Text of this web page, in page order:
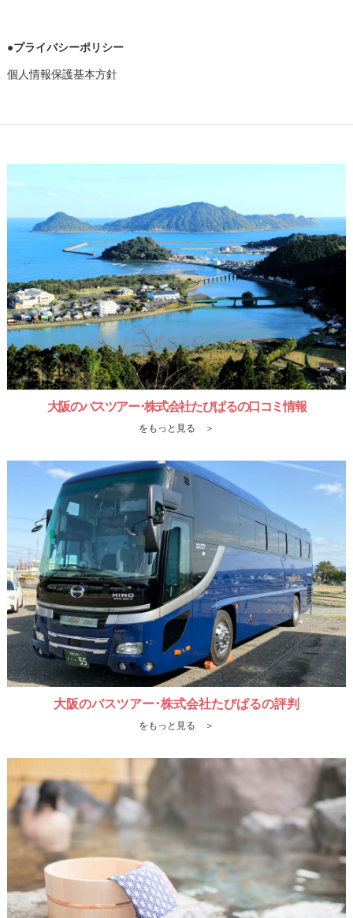
●プライバシーポリシー
個人情報保護基本方針
大阪のバスツアー･株式会社たびぱるの口コミ情報
をもっと見る ＞
大阪のバスツアー･株式会社たびぱるの評判
をもっと見る ＞